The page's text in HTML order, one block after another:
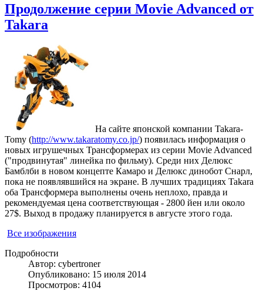
Продолжение серии Movie Advanced от
Takara
На сайте японской компании Takara-
Tomy (http://www.takaratomy.co.jp/) появилась информация о
новых игрушечных Трансформерах из серии Movie Advanced
("продвинутая" линейка по фильму). Среди них Делюкс
Бамблби в новом концепте Камаро и Делюкс динобот Снарл,
пока не появлявшийся на экране. В лучших традициях Takara
оба Трансформера выполнены очень неплохо, правда и
рекомендуемая цена соответствующая - 2800 йен или около
27$. Выход в продажу планируется в августе этого года.
Все изображения
Подробности
Автор: cybertroner
Опубликовано: 15 июля 2014
Просмотров: 4104